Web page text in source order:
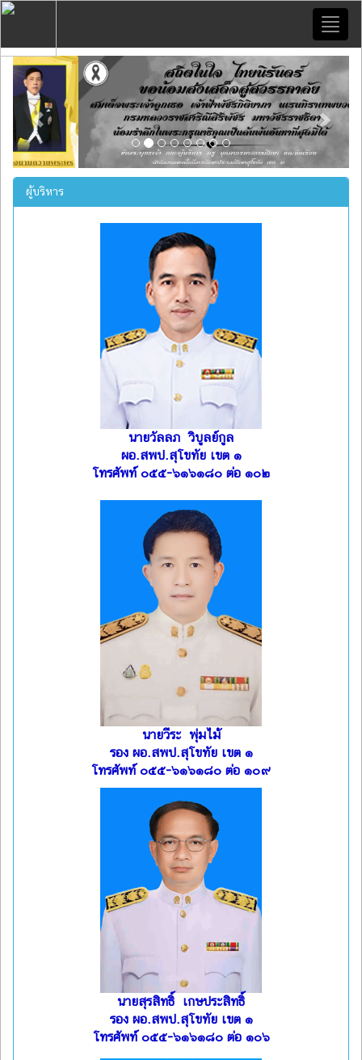
Previous Next
ผู้บริหาร
นายวัลลภ วิบูลย์กูล
ผอ.สพป.สุโขทัย เขต ๑
โทรศัพท์ ๐๕๕-๖๑๖๑๘๐ ต่อ ๑๐๒
นายวีระ พุ่มไม้
รอง ผอ.สพป.สุโขทัย เขต ๑
โทรศัพท์ ๐๕๕-๖๑๖๑๘๐ ต่อ ๑๐๙
นายสุรสิทธิ์ เกษประสิทธิ์
รอง ผอ.สพป.สุโขทัย เขต ๑
โทรศัพท์ ๐๕๕-๖๑๖๑๘๐ ต่อ ๑๐๖